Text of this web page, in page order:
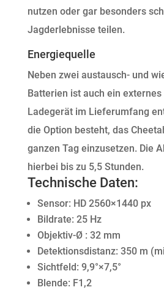
nutzen oder gar besonders
Jagderlebnisse teilen.
Energiequelle
Neben zwei austausch- und
Batterien ist auch ein externes
Ladegerät im Lieferumfang
die Option besteht, das
ganzen Tag einzusetzen. Die
hierbei bis zu 5,5 Stunden.
Technische Daten:
Sensor: HD 2560×1440 px
Bildrate: 25 Hz
Objektiv-Ø : 32 mm
Detektionsdistanz: 350 m
Sichtfeld: 9,9°×7,5°
Blende: F1,2